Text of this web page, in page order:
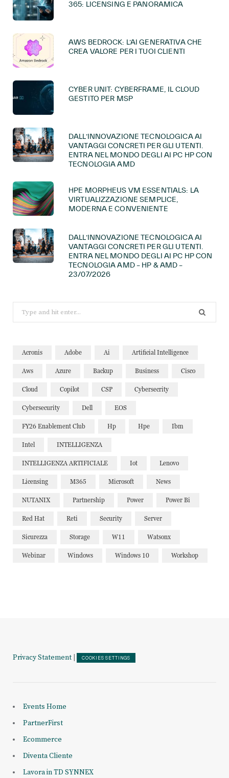
365: LICENSING E PANORAMICA
AWS BEDROCK: L’AI GENERATIVA CHE
CREA VALORE PER I TUOI CLIENTI
CYBER UNIT: CYBERFRAME, IL CLOUD
GESTITO PER MSP
DALL’INNOVAZIONE TECNOLOGICA AI
VANTAGGI CONCRETI PER GLI UTENTI.
ENTRA NEL MONDO DEGLI AI PC HP CON
TECNOLOGIA AMD
HPE MORPHEUS VM ESSENTIALS: LA
VIRTUALIZZAZIONE SEMPLICE,
MODERNA E CONVENIENTE
DALL’INNOVAZIONE TECNOLOGICA AI
VANTAGGI CONCRETI PER GLI UTENTI.
ENTRA NEL MONDO DEGLI AI PC HP CON
TECNOLOGIA AMD – HP & AMD –
23/07/2026
for:
Acronis Adobe Ai Artificial Intelligence
Aws Azure Backup Business Cisco
Cloud Copilot CSP Cybersecrity
Cybersecurity Dell EOS
FY26 Enablement Club Hp Hpe Ibm
Intel INTELLIGENZA
INTELLIGENZA ARTIFICIALE Iot Lenovo
Licensing M365 Microsoft News
NUTANIX Partnership Power Power Bi
Red Hat Reti Security Server
Sicurezza Storage W11 Watsonx
Webinar Windows Windows 10 Workshop
Privacy Statement COOKIES SETTINGS
Events Home
PartnerFirst
Ecommerce
Diventa Cliente
Lavora in TD SYNNEX